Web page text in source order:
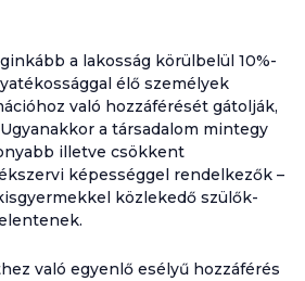
a lakosság körülbelül 10%-
élő személyek
való hozzáférését gátolják,
a társadalom mintegy
illetve csökkent
képességgel rendelkezők –
közlekedő szülők-
való egyenlő esélyű hozzáférés